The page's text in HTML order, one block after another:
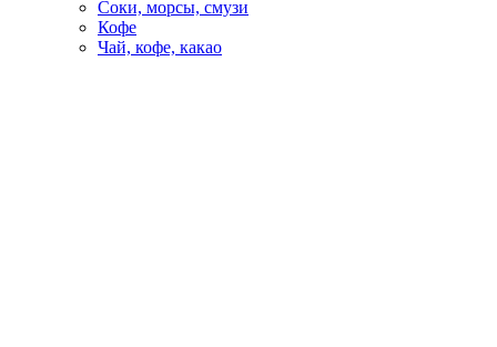
Соки, морсы, смузи
Кофе
Чай, кофе, какао